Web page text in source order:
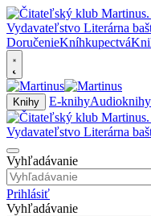
DoručenieKníhkupectvá
Knihy E-knihyAudioknihy
Vyhľadávanie
Prihlásiť
Vyhľadávanie